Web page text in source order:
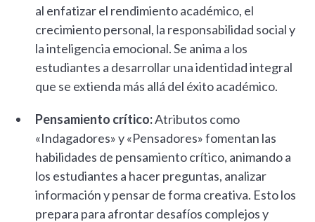
al enfatizar el rendimiento académico, el
crecimiento personal, la responsabilidad social y
la inteligencia emocional. Se anima a los
estudiantes a desarrollar una identidad integral
que se extienda más allá del éxito académico.
Pensamiento crítico:Atributos como
«Indagadores» y «Pensadores» fomentan las
habilidades de pensamiento crítico, animando a
los estudiantes a hacer preguntas, analizar
información y pensar de forma creativa. Esto los
prepara para afrontar desafíos complejos y